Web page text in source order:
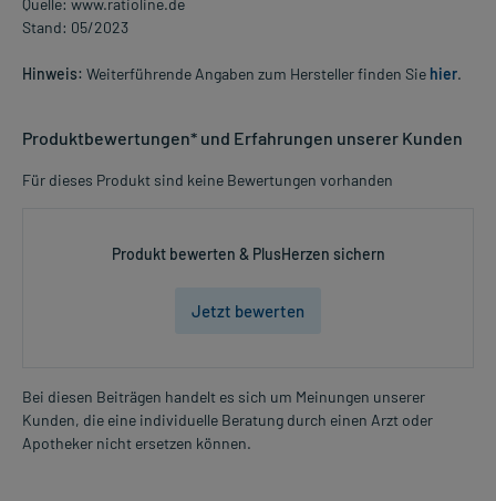
Quelle: www.ratioline.de
Stand: 05/2023
Hinweis: Weiterführende Angaben zum Hersteller finden Sie hier.
Produktbewertungen* und Erfahrungen unserer Kunden
Für dieses Produkt sind keine Bewertungen vorhanden
Produkt bewerten & PlusHerzen sichern
Jetzt bewerten
Bei diesen Beiträgen handelt es sich um Meinungen unserer
Kunden, die eine individuelle Beratung durch einen Arzt oder
Apotheker nicht ersetzen können.